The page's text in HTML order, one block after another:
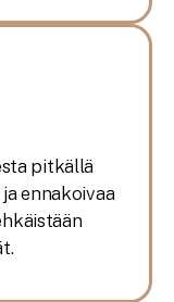
pitkällä
ennakoivaa